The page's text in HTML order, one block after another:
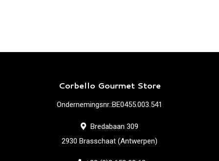
Corbello Gourmet Store
Ondernemingsnr.:BE0455.003.541
Bredabaan 309
2930 Brasschaat (Antwerpen)